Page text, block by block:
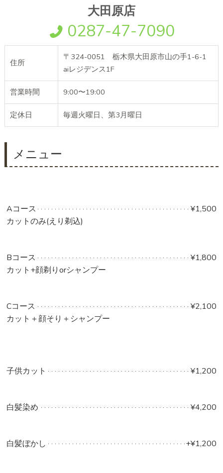
大田原店
0287-47-7090
住所
〒324-0051 栃木県大田原市山の手1-6-1
aiレジデンス1F
営業時間 9:00〜19:00
定休日 毎週火曜日、第3月曜日
メニュー
Aコース
¥1,500
カットのみ(えり剃込)
Bコース
¥1,800
カット+顔剃りorシャンプー
Cコース
¥2,100
カット＋顔そり＋シャンプー
子供カット ¥1,200
白髪染め ¥4,200
白髪ぼかし +¥1,200